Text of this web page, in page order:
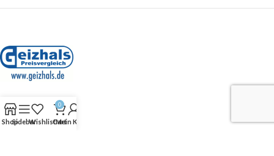
SHOP
ShopSidebarWishlist
0
Cart
Mein Konto